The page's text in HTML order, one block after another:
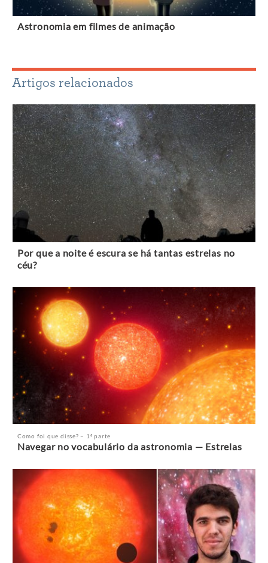
Astronomia em filmes de animação
Artigos relacionados
Por que a noite é escura se há tantas estrelas no
céu?
Como foi que disse? – 1ª parte
Navegar no vocabulário da astronomia — Estrelas